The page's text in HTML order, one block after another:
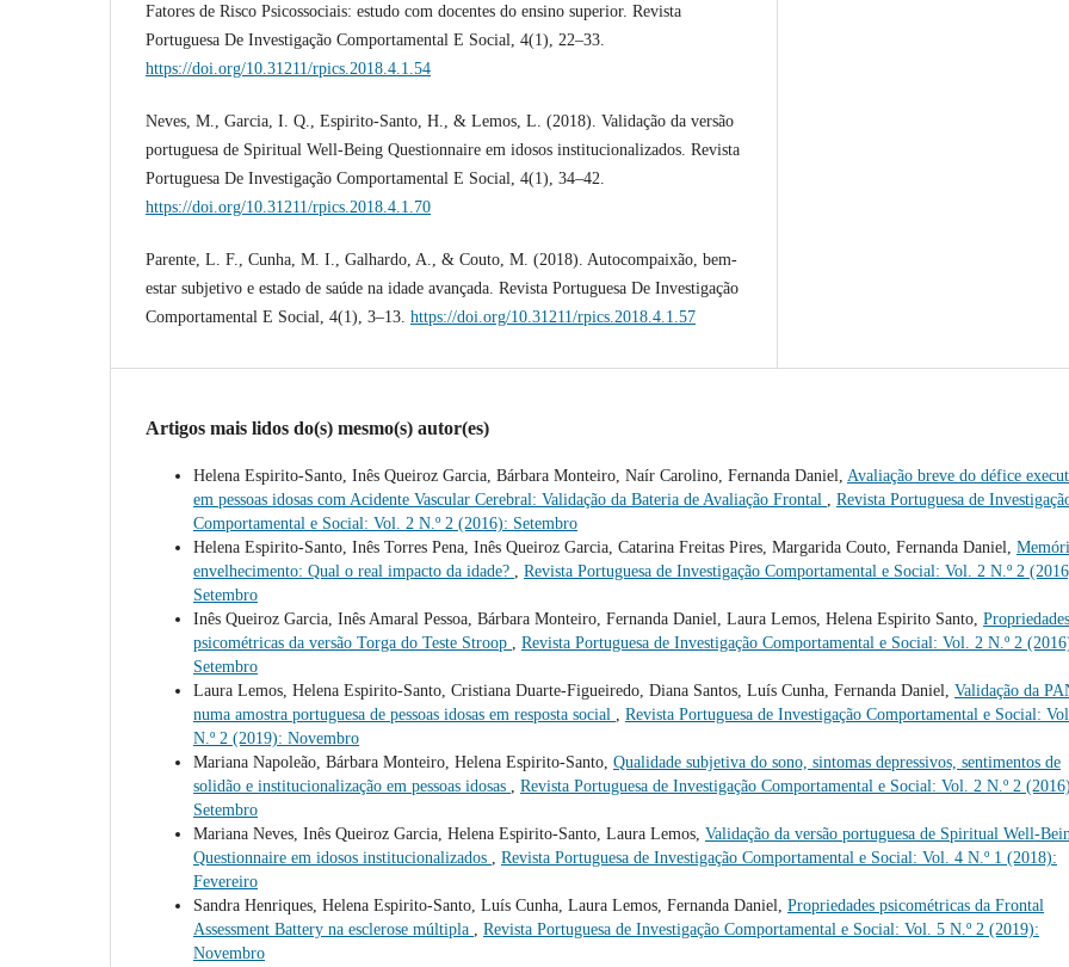
Fatores de Risco Psicossociais: estudo com docentes do ensino superior. Revista
Portuguesa De Investigação Comportamental E Social, 4(1), 22–33.
https://doi.org/10.31211/rpics.2018.4.1.54
Neves, M., Garcia, I. Q., Espirito-Santo, H., & Lemos, L. (2018). Validação da versão
portuguesa de Spiritual Well-Being Questionnaire em idosos institucionalizados. Revista
Portuguesa De Investigação Comportamental E Social, 4(1), 34–42.
https://doi.org/10.31211/rpics.2018.4.1.70
Parente, L. F., Cunha, M. I., Galhardo, A., & Couto, M. (2018). Autocompaixão, bem-
estar subjetivo e estado de saúde na idade avançada. Revista Portuguesa De Investigação
Comportamental E Social, 4(1), 3–13. https://doi.org/10.31211/rpics.2018.4.1.57
Artigos mais lidos do(s) mesmo(s) autor(es)
Helena Espirito-Santo, Inês Queiroz Garcia, Bárbara Monteiro, Naír Carolino, Fernanda Daniel, Avaliação breve do défice
em pessoas idosas com Acidente Vascular Cerebral: Validação da Bateria de Avaliação Frontal , Revista Portuguesa de
Comportamental e Social: Vol. 2 N.º 2 (2016): Setembro
Helena Espirito-Santo, Inês Torres Pena, Inês Queiroz Garcia, Catarina Freitas Pires, Margarida Couto, Fernanda Daniel,
envelhecimento: Qual o real impacto da idade? , Revista Portuguesa de Investigação Comportamental e Social: Vol. 2 N.º 2
Setembro
Inês Queiroz Garcia, Inês Amaral Pessoa, Bárbara Monteiro, Fernanda Daniel, Laura Lemos, Helena Espirito Santo, Propriedades
psicométricas da versão Torga do Teste Stroop , Revista Portuguesa de Investigação Comportamental e Social: Vol. 2 N.º 2
Setembro
Laura Lemos, Helena Espirito-Santo, Cristiana Duarte-Figueiredo, Diana Santos, Luís Cunha, Fernanda Daniel, Validação da
numa amostra portuguesa de pessoas idosas em resposta social , Revista Portuguesa de Investigação Comportamental e Social:
N.º 2 (2019): Novembro
Mariana Napoleão, Bárbara Monteiro, Helena Espirito-Santo, Qualidade subjetiva do sono, sintomas depressivos, sentimentos de
solidão e institucionalização em pessoas idosas , Revista Portuguesa de Investigação Comportamental e Social: Vol. 2 N.º 2
Setembro
Mariana Neves, Inês Queiroz Garcia, Helena Espirito-Santo, Laura Lemos, Validação da versão portuguesa de Spiritual Well-
Questionnaire em idosos institucionalizados , Revista Portuguesa de Investigação Comportamental e Social: Vol. 4 N.º 1 (2018):
Fevereiro
Sandra Henriques, Helena Espirito-Santo, Luís Cunha, Laura Lemos, Fernanda Daniel, Propriedades psicométricas da Frontal
Assessment Battery na esclerose múltipla , Revista Portuguesa de Investigação Comportamental e Social: Vol. 5 N.º 2 (2019):
Novembro